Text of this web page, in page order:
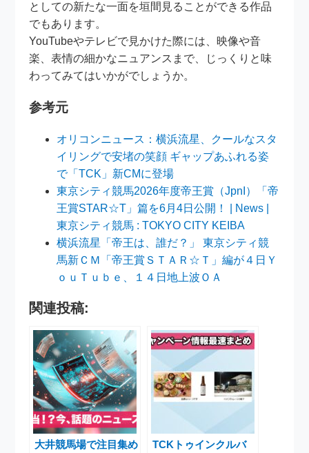
としての新たな一面を垣間見ることができる作品
でもあります。
YouTubeやテレビで見かけた際には、映像や音
楽、表情の細かなニュアンスまで、じっくりと味
わってみてはいかがでしょうか。
参考元
オリコンニュース：横浜流星、クールなスタ
イリングで安堵の笑顔 ギャップあふれる姿
で「TCK」新CMに登場
東京シティ競馬2026年度帝王賞（JpnI）「帝
王賞STAR☆T」篇を6月4日公開！ | News |
東京シティ競馬 : TOKYO CITY KEIBA
横浜流星「帝王は、誰だ？」 東京シティ競
馬新ＣＭ「帝王賞ＳＴＡＲ☆Ｔ」編が４日Ｙ
ｏｕＴｕｂｅ、１４日地上波ＯＡ
関連投稿:
大井競馬場で注目集め
TCKトゥインクルバ